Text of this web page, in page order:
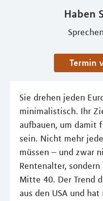
Haben
Termin
Sie drehen jeden
minimalistisch. Ihr
aufbauen, um damit
sein. Nicht mehr
müssen – und zwar
Rentenalter,
Mitte 40. Der Trend
aus den USA und